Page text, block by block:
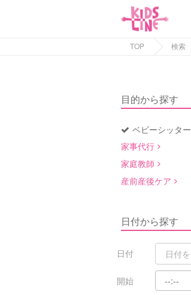
TOP 検索
目的から探す
ベビーシッター
家事代行
家庭教師
産前産後ケア
日付から探す
日付
開始